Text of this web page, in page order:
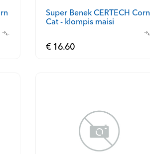
Super Benek CERTECH Corn
Cat - klompis maisi
€ 16.60